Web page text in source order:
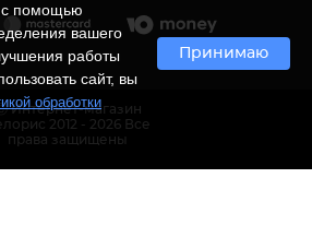
с помощью
вашего
работы
сайт, вы
обработки
Принимаю
Интернет-магазин
2012 - 2026 Все
права защищены